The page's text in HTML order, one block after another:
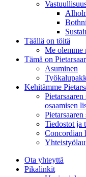
Täällä on töitä
Me olemme
Tämä on
Asuminen
Kehitämme
osaamisen
Tiedostot ja
Concordian
Ota yhteyttä
Pikalinkit